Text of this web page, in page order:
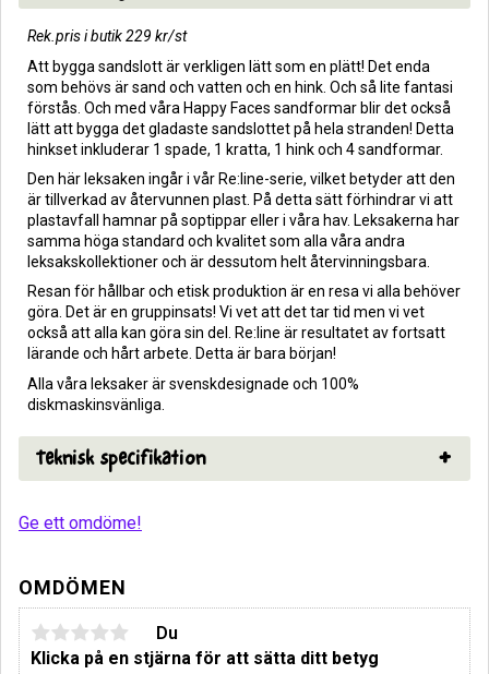
Ge ett omdöme!
Rek.pris i butik 229 kr/st
Att bygga sandslott är verkligen lätt som en plätt! Det enda
som behövs är sand och vatten och en hink. Och så lite fantasi
förstås. Och med våra Happy Faces sandformar blir det också
lätt att bygga det gladaste sandslottet på hela stranden! Detta
hinkset inkluderar 1 spade, 1 kratta, 1 hink och 4 sandformar.
Den här leksaken ingår i vår Re:line-serie, vilket betyder att den
är tillverkad av återvunnen plast. På detta sätt förhindrar vi att
plastavfall hamnar på soptippar eller i våra hav. Leksakerna har
samma höga standard och kvalitet som alla våra andra
leksakskollektioner och är dessutom helt återvinningsbara.
Resan för hållbar och etisk produktion är en resa vi alla behöver
göra. Det är en gruppinsats! Vi vet att det tar tid men vi vet
också att alla kan göra sin del. Re:line är resultatet av fortsatt
lärande och hårt arbete. Detta är bara början!
Alla våra leksaker är svenskdesignade och 100%
diskmaskinsvänliga.
Teknisk specifikation
OMDÖMEN
Du
Klicka på en stjärna för att sätta ditt betyg